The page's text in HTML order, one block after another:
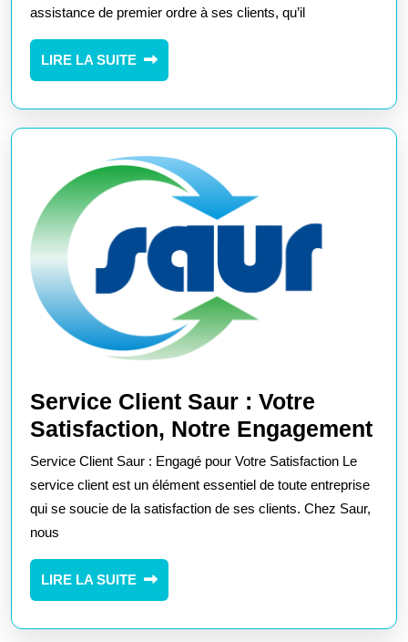
de
Qualité
assistance de premier ordre à ses clients, qu’il
LIRE LA SUITE
LIRE
LA
Service Client Saur : Votre
Satisfaction, Notre Engagement
Service Client Saur : Engagé pour Votre Satisfaction Le
service client est un élément essentiel de toute entreprise
qui se soucie de la satisfaction de ses clients. Chez Saur,
nous
LIRE LA SUITE
LIRE
LA